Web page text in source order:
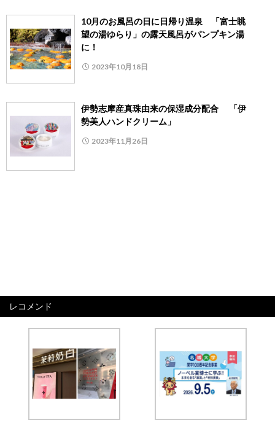
10月のお風呂の日に日帰り温泉 「富士眺
望の湯ゆらり」の露天風呂がパンプキン湯
に！
2023年10月18日
伊勢志摩産真珠由来の保湿成分配合 「伊
勢美人ハンドクリーム」
2023年11月26日
レコメンド